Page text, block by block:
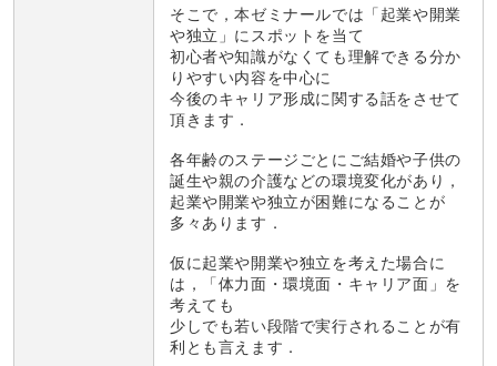
そこで，本ゼミナールでは「起業や開業
や独立」にスポットを当て
初心者や知識がなくても理解できる分か
りやすい内容を中心に
今後のキャリア形成に関する話をさせて
頂きます．
各年齢のステージごとにご結婚や子供の
誕生や親の介護などの環境変化があり，
起業や開業や独立が困難になることが
多々あります．
仮に起業や開業や独立を考えた場合に
は，「体力面・環境面・キャリア面」を
考えても
少しでも若い段階で実行されることが有
利とも言えます．